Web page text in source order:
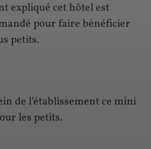
expliqué cet hôtel est
pour faire bénéficier
petits.
de l’établissement ce mini
les petits.